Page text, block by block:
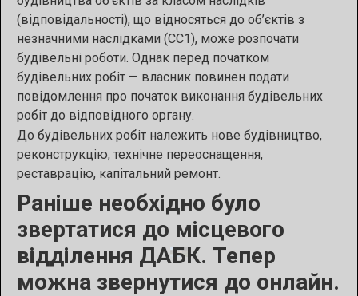
(відповідальності), що відносяться до об’єктів з
незначними наслідками (СС1), може розпочати
будівельні роботи. Однак перед початком
будівельних робіт — власник повинен подати
повідомлення про початок виконання будівельних
робіт до відповідного органу.
До будівельних робіт належить нове будівництво,
реконструкцію, технічне переоснащення,
реставрацію, капітальний ремонт.
Раніше необхідно було
звертатися до місцевого
відділення ДАБК. Тепер
можна звернутися до онлайн.